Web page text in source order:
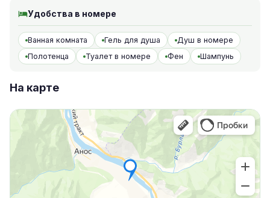
Удобства в номере
Ванная комната Гель для душа
Душ в номере
Полотенца
Туалет в номере Фен Шампунь
На карте